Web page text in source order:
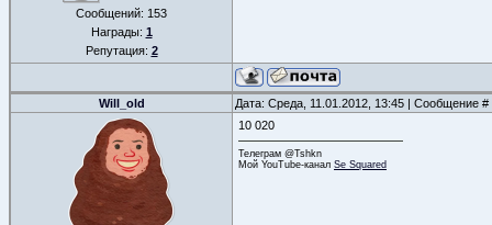
Сообщений: 153
Награды: 1
Репутация: 2
Will_old
Дата: Среда, 11.01.2012, 13:45 | Сообщение #
10 020
Телеграм @Tshkn
Мой YouTube-канал Se Squared